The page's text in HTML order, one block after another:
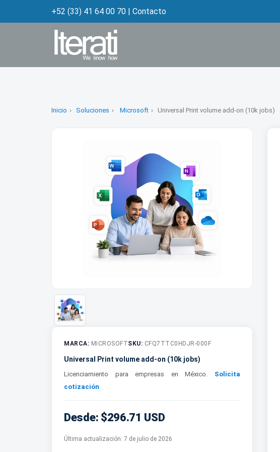
+52 (33) 41 64 00 70 | Contacto
Inicio Soluciones Microsoft Universal Print volume add-on (10k jobs)
MARCA: MICROSOFTSKU: CFQ7TTC0HDJR-000F
Universal Print volume add-on (10k jobs)
Licenciamiento para empresas en México. Solicita
cotización
Desde: $296.71 USD
Última actualización: 7 de julio de 2026